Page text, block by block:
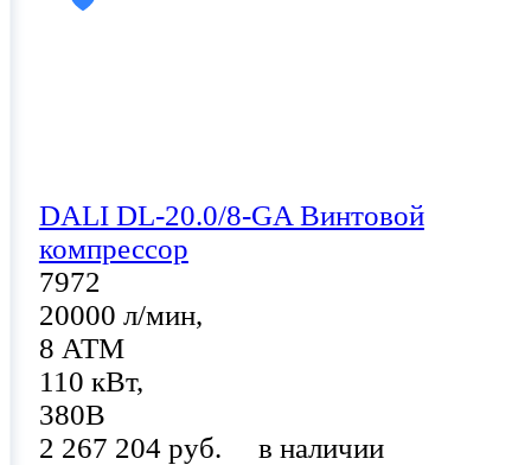
DALI DL-20.0/8-GA Винтовой
компрессор
7972
20000 л/мин,
8 АТМ
110 кВт,
380В
2 267 204 руб.
в наличии